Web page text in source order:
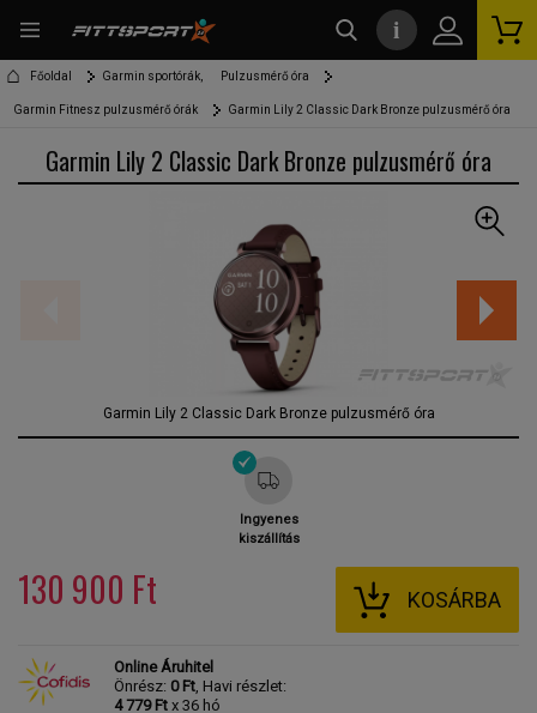
Főoldal Garmin sportórák, Pulzusmérő óra
Garmin Fitnesz pulzusmérő órák Garmin Lily 2 Classic Dark Bronze pulzusmérő óra
Garmin Lily 2 Classic Dark Bronze pulzusmérő óra
Garmin Lily 2 Classic Dark Bronze pulzusmérő óra
Ingyenes
kiszállítás
130 900 Ft KOSÁRBA
Online Áruhitel
Önrész: 0 Ft, Havi részlet:
4 779 Ft x 36 hó
i
kereső